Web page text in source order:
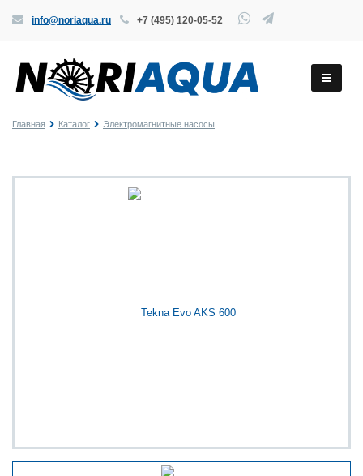
info@noriaqua.ru +7 (495) 120-05-52
Главная Каталог Электромагнитные насосы